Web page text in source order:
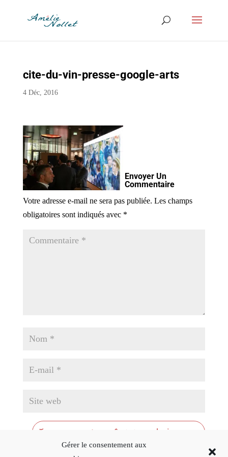
Gérer le consentement aux
cite-du-vin-presse-google-arts
4 Déc, 2016
Envoyer Un
Commentaire
Votre adresse e-mail ne sera pas publiée. Les champs
obligatoires sont indiqués avec *